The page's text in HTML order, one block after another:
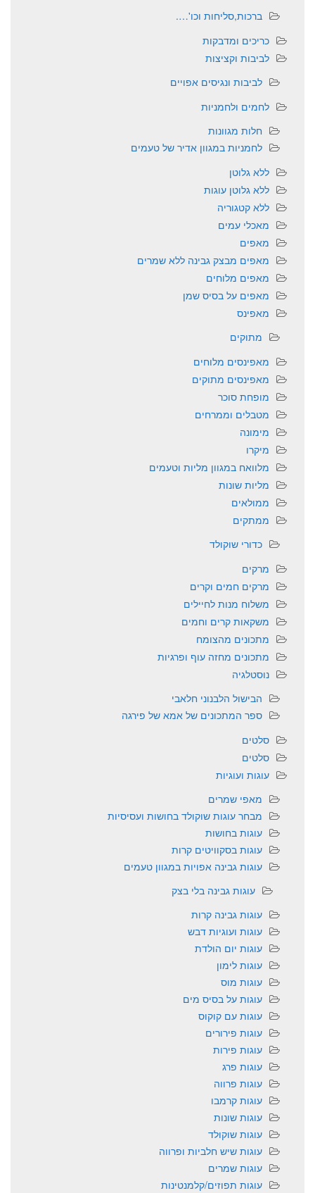
ברכות,סליחות וכו'….
כריכים ומדבקות
לביבות וקציצות
לביבות ונגיסים אפויים
לחמים ולחמניות
חלות מגוונות
לחמניות במגוון אדיר של טעמים
ללא גלוטן
ללא גלוטן עוגות
ללא קטגוריה
מאכלי עמים
מאפים
מאפים מבצק גבינה ללא שמרים
מאפים מלוחים
מאפים על בסיס שמן
מאפינס
מתוקים
מאפינסים מלוחים
מאפינסים מתוקים
מופחת סוכר
מטבלים וממרחים
מימונה
מיקרו
מלוואח במגוון מליות וטעמים
מליות שונות
ממולאים
ממתקים
כדורי שוקולד
מרקים
מרקים חמים וקרים
משלוח מנות לחיילים
משקאות קרים וחמים
מתכונים מהצומח
מתכונים מחזה עוף ופרגיות
נוסטלגיה
הבישול הלבנוני חלאבי
ספר המתכונים של אמא של פירגה
סלטים
סלטים
עוגות ועוגיות
מאפי שמרים
מבחר עוגות שוקולד בחושות ועסיסיות
עוגות בחושות
עוגות בסקוויטים קרות
עוגות גבינה אפויות במגוון טעמים
עוגות גבינה בלי בצק
עוגות גבינה קרות
עוגות ועוגיות דבש
עוגות יום הולדת
עוגות לימון
עוגות מוס
עוגות על בסיס מים
עוגות עם קוקוס
עוגות פירורים
עוגות פירות
עוגות פרג
עוגות פרווה
עוגות קרמבו
עוגות שונות
עוגות שוקולד
עוגות שיש חלביות ופרווה
עוגות שמרים
עוגות תפוזים/קלמנטינות